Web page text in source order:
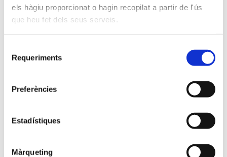
els hàgiu proporcionat o hagin recopilat a partir de l'ús
que heu fet dels seus serveis.
Requeriments
Preferències
Estadístiques
Màrqueting
Aliança d’entitats de dones rurals
Una aliança promoguda per la Fundació Pimec i
Empresa de Pimec i la Càtedra Extraordinària de
Transformació Social Competitiva de la Universidad